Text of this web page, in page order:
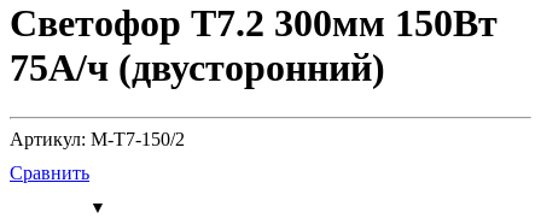
Светофор Т7.2 300мм 150Вт
75А/ч (двусторонний)
Артикул: M-T7-150/2
Сравнить